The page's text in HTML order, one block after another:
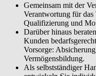
Gemeinsam mit der
Verantwortung für das
Qualifizierung und
Darüber hinaus
Kunden
Vorsorge:
Vermögensbildung.
Als selbstständiger